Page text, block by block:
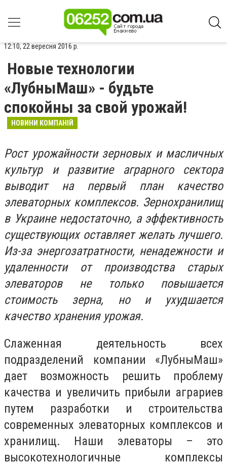
12:10, 22 вересня 2016 р.
Новые технологии
«ЛубныМаш» - будьте
спокойны за свой урожай!
НОВИНИ КОМПАНІЙ
Рост урожайности зерновых и масличных
культур и развитие аграрного сектора
выводит на первый план качество
элеваторных комплексов. Зернохранилищ
в Украине недостаточно, а эффективность
существующих оставляет желать лучшего.
Из-за энергозатратности, ненадежности и
удаленности от производства старых
элеваторов не только повышается
стоимость зерна, но и ухудшается
качество хранения урожая.
Слаженная деятельность всех
подразделений компании «ЛубныМаш»
дает возможность решить проблему
качества и увеличить прибыли аграриев
путем разработки и строительства
современных элеваторных комплексов и
хранилищ. Наши элеваторы – это
высокотехнологичные комплексы